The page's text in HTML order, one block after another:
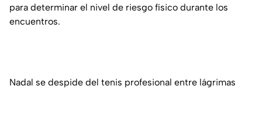
para determinar el nivel de riesgo físico durante los
encuentros.
Nadal se despide del tenis profesional entre lágrimas